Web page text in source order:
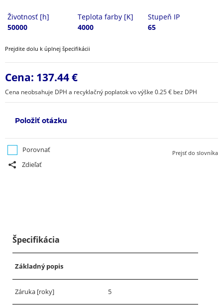
Životnosť [h]
50000
Teplota farby [K]
4000
Stupeň IP
65
Prejdite dolu k úplnej špecifikácii
Cena: 137.44 €
Cena neobsahuje DPH a recyklačný poplatok vo výške 0.25 € bez DPH
Položiť otázku
Porovnať
Zdieľať
Prejsť do slovníka
Špecifikácia
Základný popis
Záruka [roky] 5